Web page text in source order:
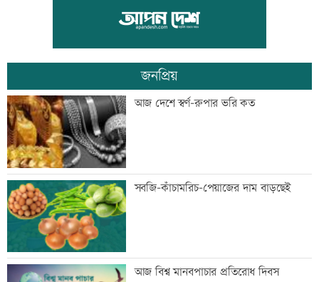
ফেনীর বন্ধ গ্যাসক্ষেত্র চালুর উদ্যোগ নেই,
হতাশ এলাকাবাসী
দেশের বিরুদ্ধে একটি দল চক্রান্ত করছে :
রিজভী
পুকুরে বিষ দিয়ে ১০ লাখ টাকার মাছ নিধন
স্বর্ণের দামে বড় লাফ, আজ থেকেই কার্যকর
জনপ্রিয়
আজ দেশে স্বর্ণ-রুপার ভরি কত
সবজি-কাঁচামরিচ-পেয়াজের দাম বাড়ছেই
আজ বিশ্ব মানবপাচার প্রতিরোধ দিবস